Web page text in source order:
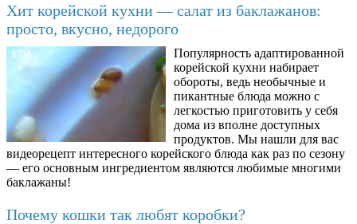
Хит корейской кухни — салат из баклажанов:
просто, вкусно, недорого
6734
Популярность адаптированной
корейской кухни набирает
обороты, ведь необычные и
пикантные блюда можно с
легкостью приготовить у себя
дома из вполне доступных
продуктов. Мы нашли для вас
видеорецепт интересного корейского блюда как раз по сезону
— его основным ингредиентом являются любимые многими
баклажаны!
Почему кошки так любят коробки?